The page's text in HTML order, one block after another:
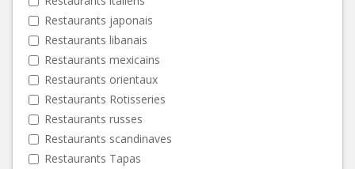
Restaurants japonais
Restaurants libanais
Restaurants mexicains
Restaurants orientaux
Restaurants Rotisseries
Restaurants russes
Restaurants scandinaves
Restaurants Tapas